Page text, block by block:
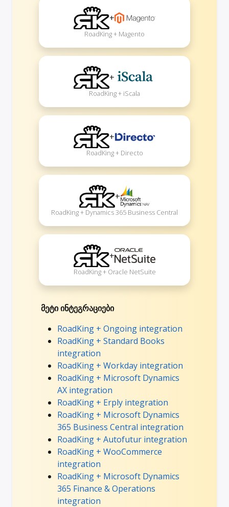
+
RoadKing + Magento
+
RoadKing + iScala
+
RoadKing + Directo
+
RoadKing + Dynamics 365 Business Central
+
RoadKing + Oracle NetSuite
მეტი ინტეგრაციები
RoadKing + Ongoing integration
RoadKing + Standard Books
integration
RoadKing + Workday integration
RoadKing + Microsoft Dynamics
AX integration
RoadKing + Erply integration
RoadKing + Microsoft Dynamics
365 Business Central integration
RoadKing + Autofutur integration
RoadKing + WooCommerce
integration
RoadKing + Microsoft Dynamics
365 Finance & Operations
integration